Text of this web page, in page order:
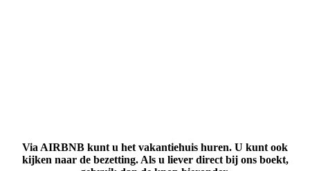
Via AIRBNB kunt u het vakantiehuis huren. U kunt ook
kijken naar de bezetting. Als u liever direct bij ons boekt,